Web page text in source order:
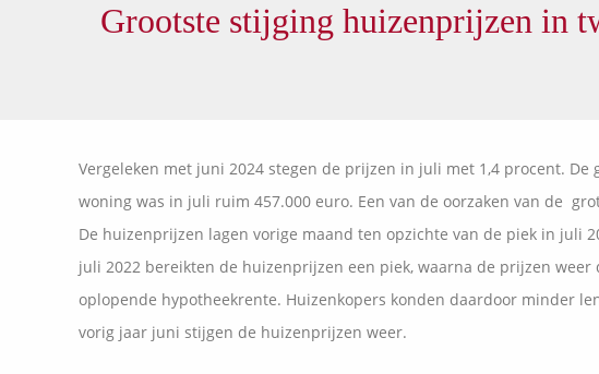
Expats
Grootste stijging huizenprijzen in
Vergeleken met juni 2024 stegen de prijzen in juli met 1,4 procent.
woning was in juli ruim 457.000 euro. Een van de oorzaken van de
De huizenprijzen lagen vorige maand ten opzichte van de piek in juli
juli 2022 bereikten de huizenprijzen een piek, waarna de prijzen weer
oplopende hypotheekrente. Huizenkopers konden daardoor minder
vorig jaar juni stijgen de huizenprijzen weer.